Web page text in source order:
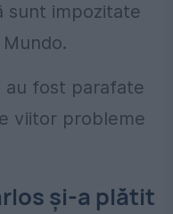
sunt impozitate
au fost parafate
viitor probleme
și-a plătit